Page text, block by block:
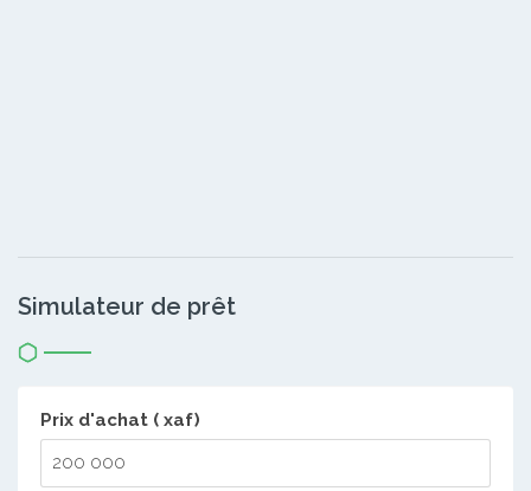
Simulateur de prêt
Prix d'achat ( xaf)